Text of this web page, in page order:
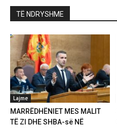
TË NDRYSHME
Lajme
MARRËDHËNIET MES MALIT
TË ZI DHE SHBA-së NË